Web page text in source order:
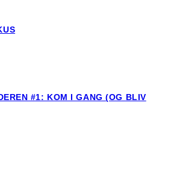
#1: KOM I GANG (OG BLIV